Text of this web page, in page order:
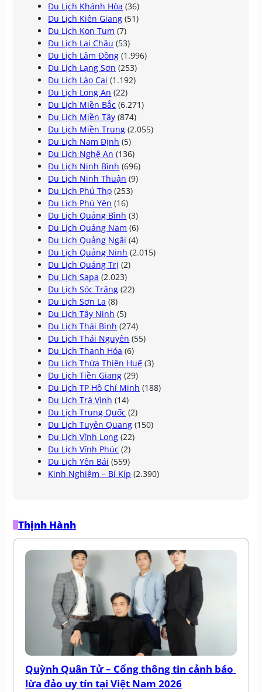
Du Lịch Khánh Hòa (36)
Du Lịch Kiên Giang (51)
Du Lịch Kon Tum (7)
Du Lịch Lai Châu (53)
Du Lịch Lâm Đồng (1.996)
Du Lịch Lạng Sơn (253)
Du Lịch Lào Cai (1.192)
Du Lịch Long An (22)
Du Lịch Miền Bắc (6.271)
Du Lịch Miền Tây (874)
Du Lịch Miền Trung (2.055)
Du Lịch Nam Định (5)
Du Lịch Nghệ An (136)
Du Lịch Ninh Bình (696)
Du Lịch Ninh Thuận (9)
Du Lịch Phú Thọ (253)
Du Lịch Phú Yên (16)
Du Lịch Quảng Bình (3)
Du Lịch Quảng Nam (6)
Du Lịch Quảng Ngãi (4)
Du Lịch Quảng Ninh (2.015)
Du Lịch Quảng Trị (2)
Du Lịch Sapa (2.023)
Du Lịch Sóc Trăng (22)
Du Lịch Sơn La (8)
Du Lịch Tây Ninh (5)
Du Lịch Thái Bình (274)
Du Lịch Thái Nguyên (55)
Du Lịch Thanh Hóa (6)
Du Lịch Thừa Thiên Huế (3)
Du Lịch Tiền Giang (29)
Du Lịch TP Hồ Chí Minh (188)
Du Lịch Trà Vinh (14)
Du Lịch Trung Quốc (2)
Du Lịch Tuyên Quang (150)
Du Lịch Vĩnh Long (22)
Du Lịch Vĩnh Phúc (2)
Du Lịch Yên Bái (559)
Kinh Nghiệm – Bí Kíp (2.390)
Thịnh Hành
Quỳnh Quân Tử – Cổng thông tin cảnh báo
lừa đảo uy tín tại Việt Nam 2026